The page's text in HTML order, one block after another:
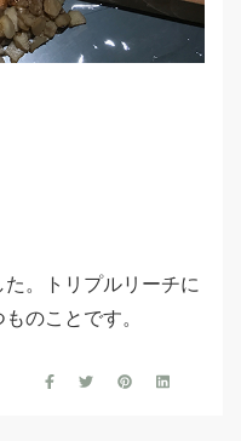
。トリプルリーチに
のことです。